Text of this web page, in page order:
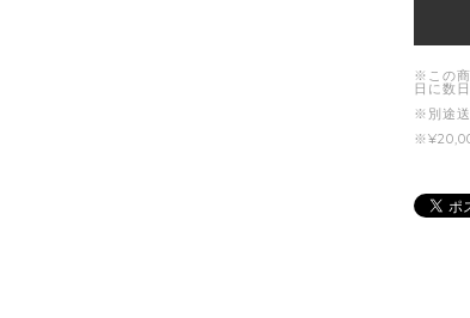
※この商
日に数
※別途送